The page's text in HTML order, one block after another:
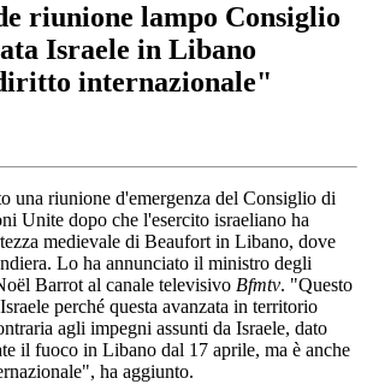
riunione lampo Consiglio
Israele in Libano
internazionale"
una riunione d'emergenza del Consiglio di
Unite dopo che l'esercito israeliano ha
medievale di Beaufort in Libano, dove
Lo ha annunciato il ministro degli
Barrot al canale televisivo Bfmtv. "Questo
perché questa avanzata in territorio
agli impegni assunti da Israele, dato
il fuoco in Libano dal 17 aprile, ma è anche
ha aggiunto.